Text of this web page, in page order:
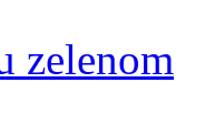
zelenom